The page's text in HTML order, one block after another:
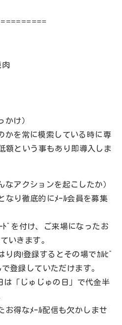
け）
かを常に模索している時に専
額という事もあり即導入しま
アクションを起こしたか）
なり徹底的にﾒｰﾙ会員を募集
ﾞを付け、ご来場になったお
いきます。
肉!登録するとその場でｶﾙﾋﾞ
登録していただけます。
「じゅじゅの日」で代金半
お得なﾒｰﾙ配信も欠かしませ